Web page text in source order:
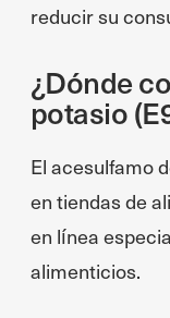
reducir su
¿Dónde
potasio
El acesulfamo
en tiendas de
en línea
alimenticios.